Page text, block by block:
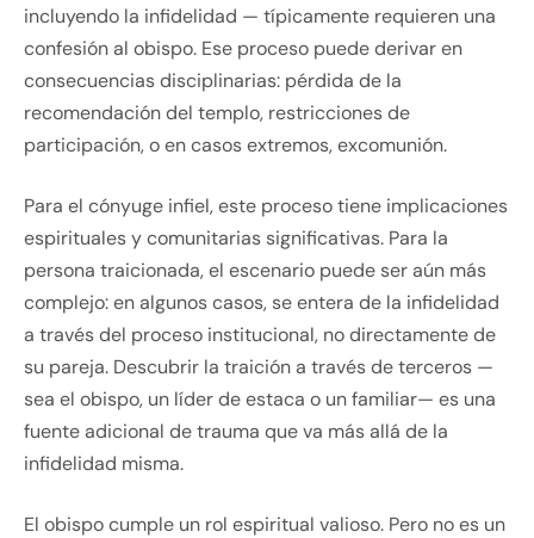
incluyendo la infidelidad — típicamente requieren una
confesión al obispo. Ese proceso puede derivar en
consecuencias disciplinarias: pérdida de la
recomendación del templo, restricciones de
participación, o en casos extremos, excomunión.
Para el cónyuge infiel, este proceso tiene implicaciones
espirituales y comunitarias significativas. Para la
persona traicionada, el escenario puede ser aún más
complejo: en algunos casos, se entera de la infidelidad
a través del proceso institucional, no directamente de
su pareja. Descubrir la traición a través de terceros —
sea el obispo, un líder de estaca o un familiar— es una
fuente adicional de trauma que va más allá de la
infidelidad misma.
El obispo cumple un rol espiritual valioso. Pero no es un